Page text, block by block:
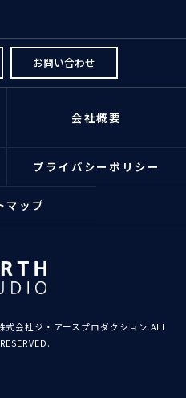
お問い合わせ
会社概要
プライバシーポリシー
マップ
会社ジ・アースプロダクション ALL